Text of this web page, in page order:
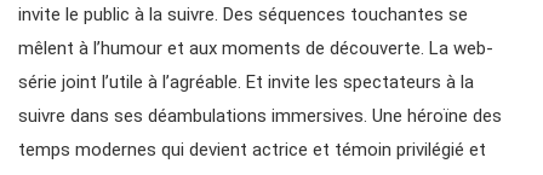
invite le public à la suivre. Des séquences touchantes se
mêlent à l’humour et aux moments de découverte. La web-
série joint l’utile à l’agréable. Et invite les spectateurs à la
suivre dans ses déambulations immersives. Une héroïne des
temps modernes qui devient actrice et témoin privilégié et